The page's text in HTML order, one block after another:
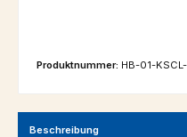
Produktnummer: HB-01-
Beschreibung